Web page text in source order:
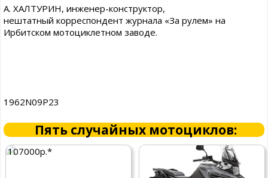
А. ХАЛТУРИН, инженер-конструктор,
нештатный корреспондент журнала «За рулем» на
Ирбитском мотоциклетном заводе.
1962N09P23
Пять случайных мотоциклов:
107000р.*